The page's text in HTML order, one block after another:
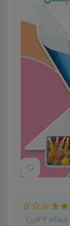
(دیدگاه 3 کاربر)